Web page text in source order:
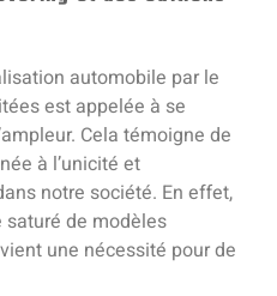
automobile par le
est appelée à se
Cela témoigne de
à l’unicité et
notre société. En effet,
de modèles
une nécessité pour de